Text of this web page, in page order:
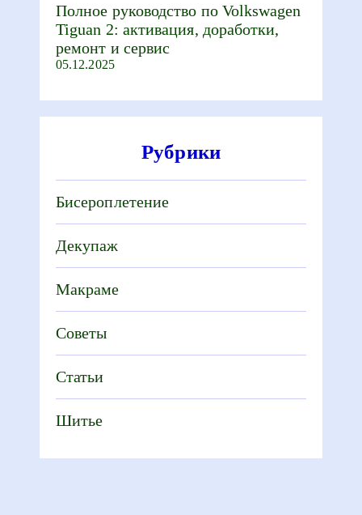
Полное руководство по Volkswagen
Tiguan 2: активация, доработки,
ремонт и сервис
05.12.2025
Рубрики
Бисероплетение
Декупаж
Макраме
Советы
Статьи
Шитье